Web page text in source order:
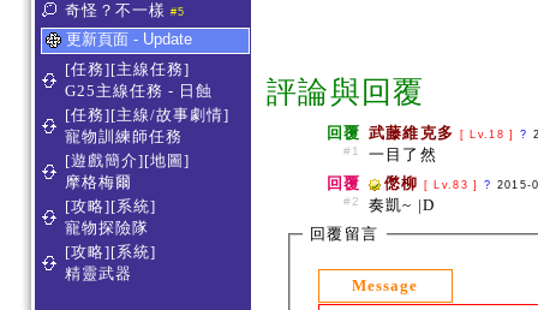
奇怪？不一樣 #5
更新頁面 - Update
[任務][主線任務]
G25主線任務 - 日蝕
[任務][主線/故事劇情]
寵物訓練師任務
[遊戲簡介][地圖]
摩格梅爾
[攻略][系統]
寵物探險隊
[攻略][系統]
精靈武器
評論與回覆
回覆
#1
武藤維克多 [ Lv.18 ] ?
一目了然
回覆
#2
僽柳 [ Lv.83 ] ? 2015-
奏凱~ |D
回覆留言
Message